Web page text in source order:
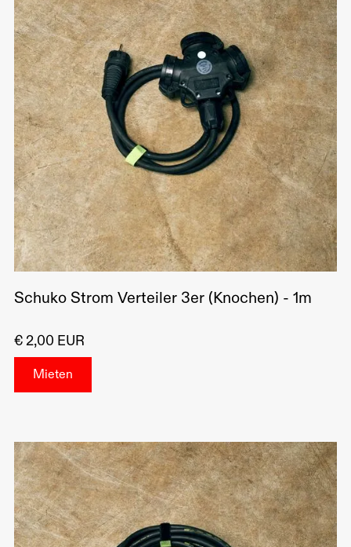
Schuko Strom Verteiler 3er (Knochen) - 1m
€ 2,00 EUR